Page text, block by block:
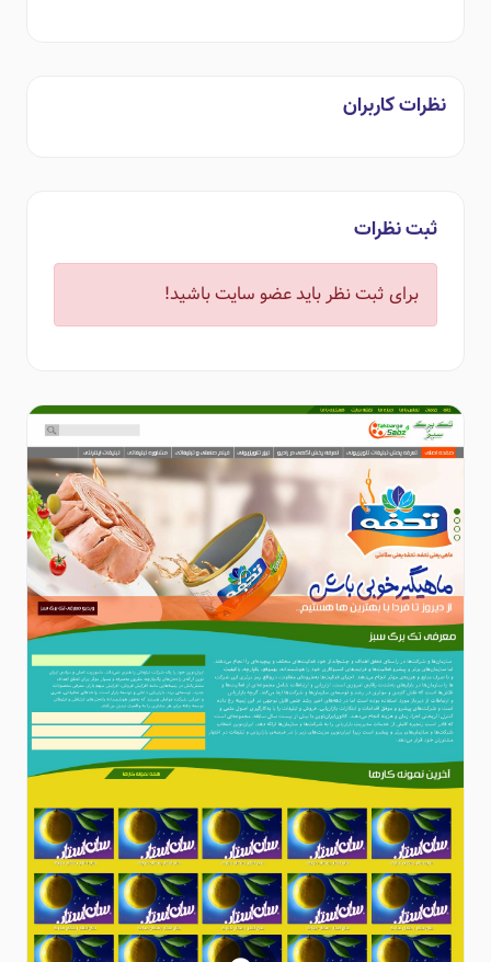
نظرات کاربران
ثبت نظرات
برای ثبت نظر باید عضو سایت باشید!